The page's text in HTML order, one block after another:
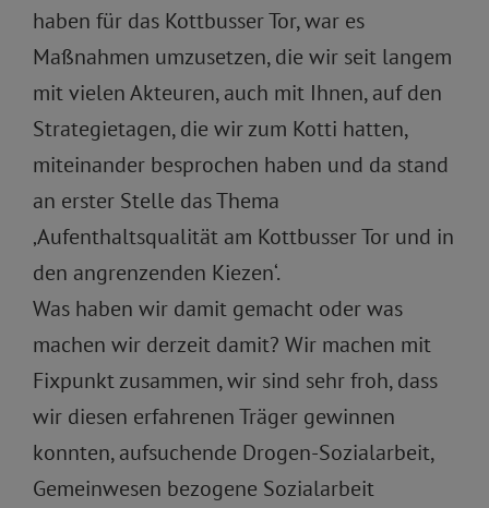
haben für das Kottbusser Tor, war es
Maßnahmen umzusetzen, die wir seit langem
mit vielen Akteuren, auch mit Ihnen, auf den
Strategietagen, die wir zum Kotti hatten,
miteinander besprochen haben und da stand
an erster Stelle das Thema
‚Aufenthaltsqualität am Kottbusser Tor und in
den angrenzenden Kiezen‘.
Was haben wir damit gemacht oder was
machen wir derzeit damit? Wir machen mit
Fixpunkt zusammen, wir sind sehr froh, dass
wir diesen erfahrenen Träger gewinnen
konnten, aufsuchende Drogen-Sozialarbeit,
Gemeinwesen bezogene Sozialarbeit